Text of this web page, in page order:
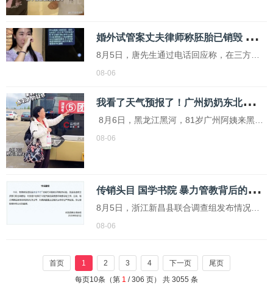
婚
外试管案丈夫律师称胚胎已销毁 男方独家回应
8月5日，唐先生通过电话回应称，在三方律
师的见证下，他已经向医院申请销毁了胚
士当时并不在场，得知情况后她表示如果属
实，希望次日带着记者去医院核实
08-06
我
看了天气预报了！广州奶奶东北旅游穿羽绒服配凉鞋
8月6日，黑龙江黑河，81岁广州阿姨来黑河
旅游，羽绒服搭配凉鞋，阿姨：“来的时候看
08-06
传
销头目 国学书院 暴力管教背后的真相
8月5日，浙江新昌县联合调查组发布情况通
报，针对媒体报道的如是书院封闭式课程体
查组，对报道中反映的问题开展线索核查和
调查取证工作
08-06
首页 1 2 3 4 下一页
尾页
每页10条（第 1 / 306 页） 共 3055 条